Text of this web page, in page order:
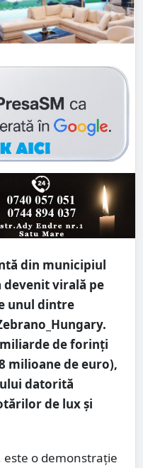
din municipiul
devenit virală pe
unul dintre
de forinți
milioane de euro),
datorită
de lux și
o demonstrație